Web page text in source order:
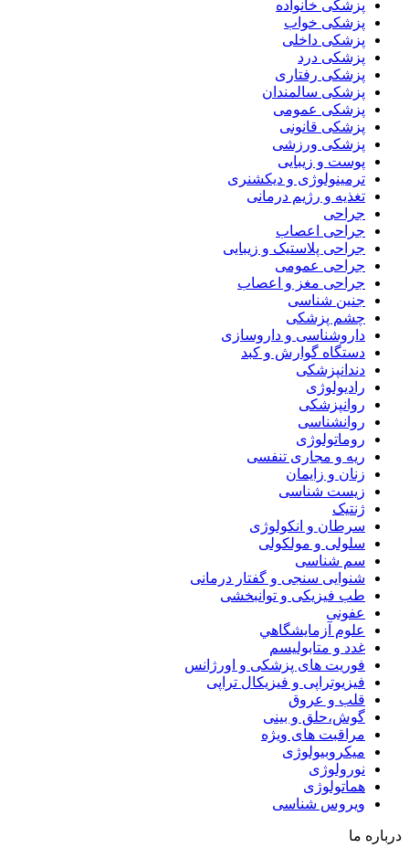
پزشکی خانواده
پزشکی خواب
پزشکی داخلی
پزشکی درد
پزشکی رفتاری
پزشکی سالمندان
پزشکی عمومی
پزشکی قانونی
پزشکی ورزشی
پوست و زیبایی
ترمینولوژی و دیکشنری
تغذیه و رژیم درمانی
جراحی
جراحی اعصاب
جراحی پلاستیک و زیبایی
جراحی عمومی
جراحی مغز و اعصاب
جنین شناسی
چشم پزشکی
داروشناسی و داروسازی
دستگاه گوارش و کبد
دندانپزشکی
رادیولوژی
روانپزشکی
روانشناسی
روماتولوژی
ریه و مجاری تنفسی
زنان و زایمان
زیست شناسی
ژنتیک
سرطان و انکولوژی
سلولی و مولکولی
سم شناسی
شنوایی سنجی و گفتار درمانی
طب فیزیکی و توانبخشی
عفونی
علوم آزمايشگاهي
غدد و متابولیسم
فوریت های پزشکی و اورژانس
فیزیوتراپی و فیزیکال تراپی
قلب و عروق
گوش،حلق و بینی
مراقبت های ویژه
میکروبیولوژی
نورولوژی
هماتولوژی
ویروس شناسی
درباره ما